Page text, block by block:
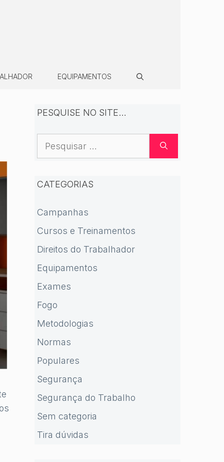
EQUIPAMENTOS
PESQUISE NO SITE…
CATEGORIAS
Campanhas
Cursos e Treinamentos
Direitos do Trabalhador
Equipamentos
Exames
Fogo
Metodologias
Normas
Populares
Segurança
Segurança do Trabalho
Sem categoria
Tira dúvidas